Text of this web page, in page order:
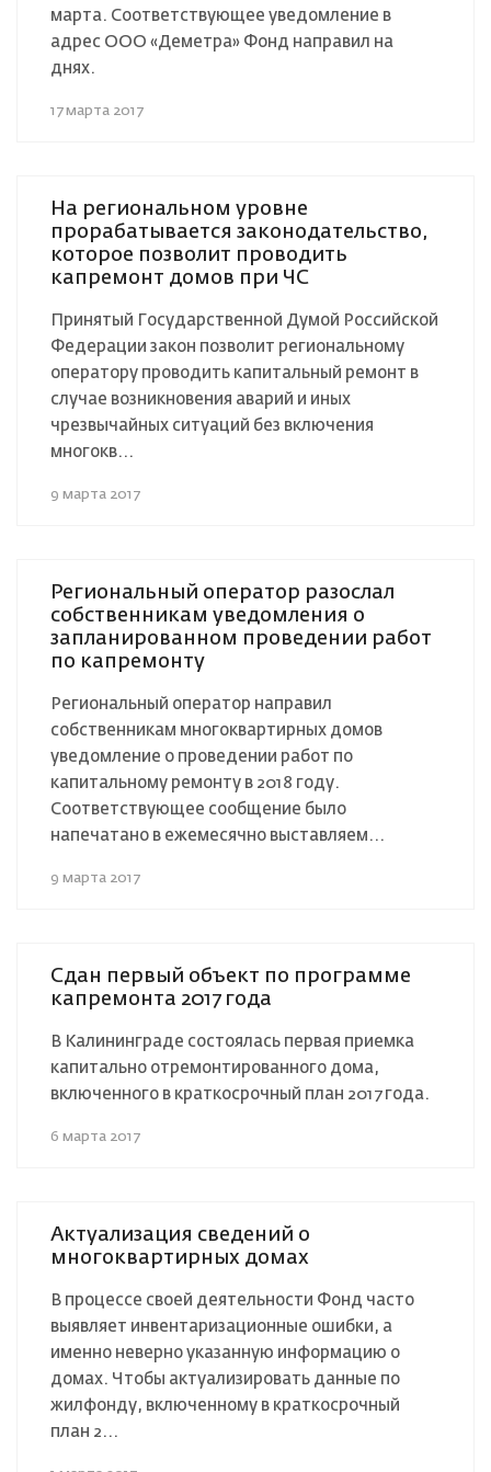
марта. Соответствующее уведомление в
адрес ООО «Деметра» Фонд направил на
днях.
17 марта 2017
На региональном уровне
прорабатывается законодательство,
которое позволит проводить
капремонт домов при ЧС
Принятый Государственной Думой Российской
Федерации закон позволит региональному
оператору проводить капитальный ремонт в
случае возникновения аварий и иных
чрезвычайных ситуаций без включения
многокв...
9 марта 2017
Региональный оператор разослал
собственникам уведомления о
запланированном проведении работ
по капремонту
Региональный оператор направил
собственникам многоквартирных домов
уведомление о проведении работ по
капитальному ремонту в 2018 году.
Соответствующее сообщение было
напечатано в ежемесячно выставляем...
9 марта 2017
Сдан первый объект по программе
капремонта 2017 года
В Калининграде состоялась первая приемка
капитально отремонтированного дома,
включенного в краткосрочный план 2017 года.
6 марта 2017
Актуализация сведений о
многоквартирных домах
В процессе своей деятельности Фонд часто
выявляет инвентаризационные ошибки, а
именно неверно указанную информацию о
домах. Чтобы актуализировать данные по
жилфонду, включенному в краткосрочный
план 2...